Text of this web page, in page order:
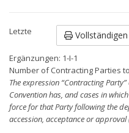
Letzte
Ergänzungen: 1-I-1
Number of Contracting Parties
The expression “Contracting
Convention has, and cases in
force for that Party following the
accession, acceptance or approval